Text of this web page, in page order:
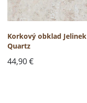
Korkový obklad Jelinek
Quartz
44,90€